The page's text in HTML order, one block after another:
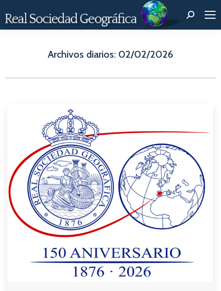
Buscar:
Archivos diarios: 02/02/2026